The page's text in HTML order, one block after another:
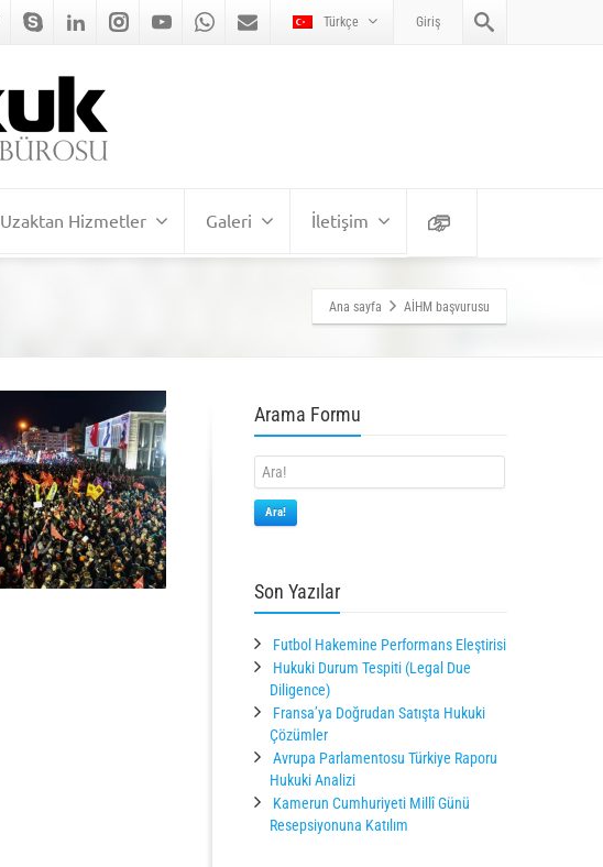
Türkçe Giriş
Uzaktan Hizmetler Galeri İletişim
Ana sayfa AİHM başvurusu
Arama Formu
Ara!
Son Yazılar
Futbol Hakemine Performans Eleştirisi
Hukuki Durum Tespiti (Legal Due
Diligence)
Fransa’ya Doğrudan Satışta Hukuki
Çözümler
Avrupa Parlamentosu Türkiye Raporu
Hukuki Analizi
Kamerun Cumhuriyeti Millî Günü
Resepsiyonuna Katılım